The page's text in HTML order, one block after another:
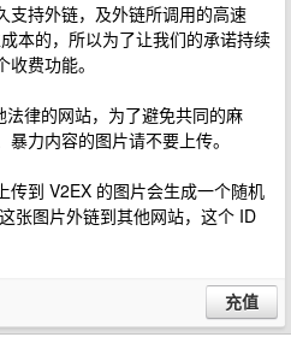
支持外链，及外链所调用的高速
本的，所以为了让我们的承诺持续
费功能。
律的网站，为了避免共同的麻
力内容的图片请不要上传。
传到 V2EX 的图片会生成一个随机
张图片外链到其他网站，这个 ID